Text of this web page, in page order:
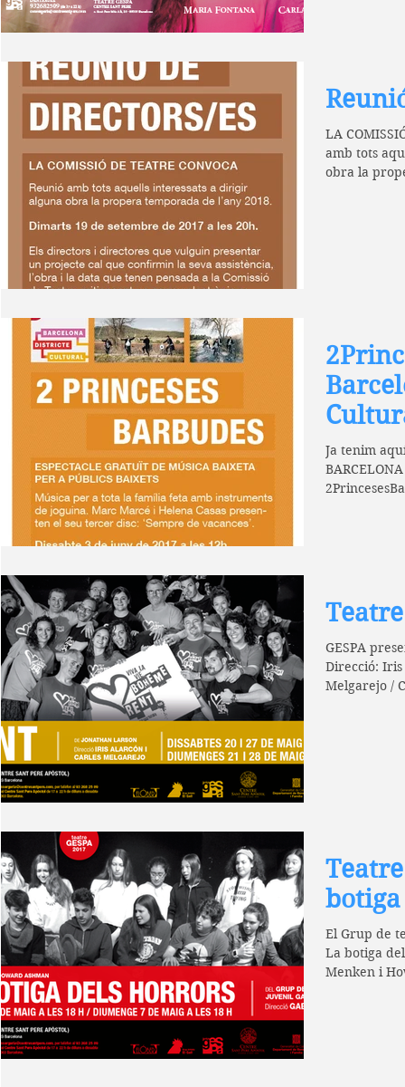
LA
amb tots
obra la
Ja tenim
Teatre
GESPA
Direcció:
El Grup de
La botiga
Menken i